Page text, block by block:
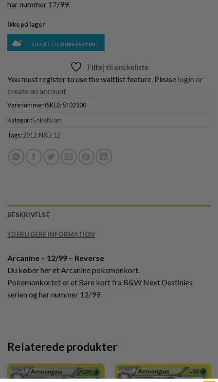
har nummer 12/99.
Ikke på lager
TILFØJ TIL ØNSKESKYEN
Tilføj til ønskeliste
You must register to use the waitlist feature. Please login or
create an account
Varenummer (SKU):5102300
Kategori:Enkeltkort
Tags:2012, NXD 12
BESKRIVELSE
YDERLIGERE INFORMATION
Arcanine – 12/99 – Reverse
Du køber her et Arcanine pokemonkort.
Pokemonkortet er et Rare kort fra B&W Next Destinies
serien og har nummer 12/99.
Relaterede produkter